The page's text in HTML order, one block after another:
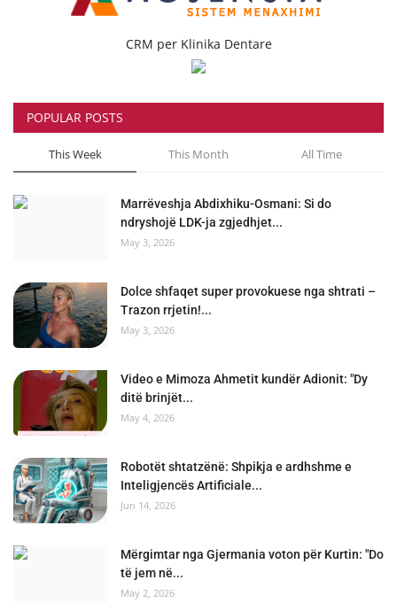
CRM per Klinika Dentare
POPULAR POSTS
This Week This Month All Time
Marrëveshja Abdixhiku-Osmani: Si do
ndryshojë LDK-ja zgjedhjet...
May 3, 2026
Dolce shfaqet super provokuese nga shtrati –
Trazon rrjetin!...
May 3, 2026
Video e Mimoza Ahmetit kundër Adionit: "Dy
ditë brinjët...
May 4, 2026
Robotët shtatzënë: Shpikja e ardhshme e
Inteligjencës Artificiale...
Jun 14, 2026
Mërgimtar nga Gjermania voton për Kurtin: "Do
të jem në...
May 2, 2026